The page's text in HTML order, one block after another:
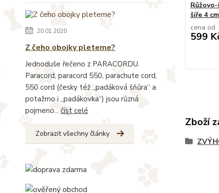
20.01.2020
Z čeho obojky pleteme?
Jednoduše řečeno z PARACORDU.
Paracord, paracord 550, parachute cord,
550 cord (česky též „padáková šňůra“ a
potažmo i „padákovka“) jsou různá
pojmeno... číst celé
Zobrazit všechny články
šíře 4 cm
cena od
599
Zboží